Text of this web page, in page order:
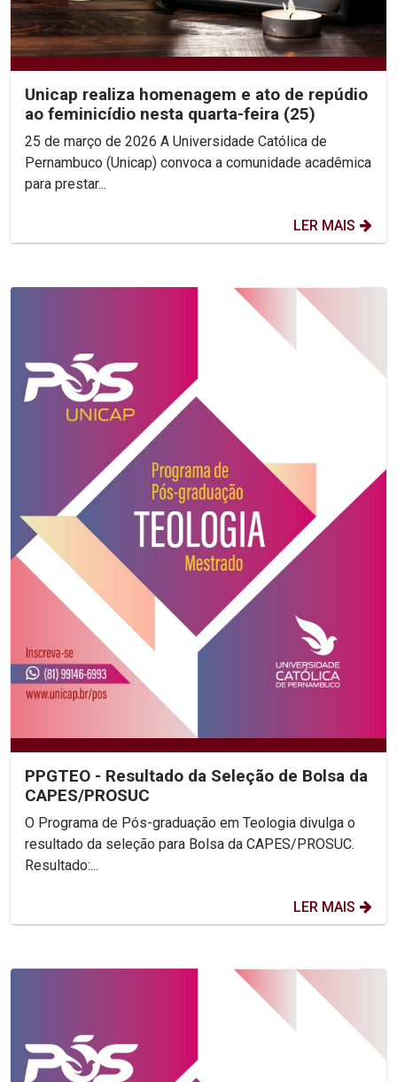
Unicap realiza homenagem e ato de repúdio
ao feminicídio nesta quarta-feira (25)
25 de março de 2026 A Universidade Católica de
Pernambuco (Unicap) convoca a comunidade acadêmica
para prestar...
LER MAIS
PPGTEO - Resultado da Seleção de Bolsa da
CAPES/PROSUC
O Programa de Pós-graduação em Teologia divulga o
resultado da seleção para Bolsa da CAPES/PROSUC.
Resultado:...
LER MAIS